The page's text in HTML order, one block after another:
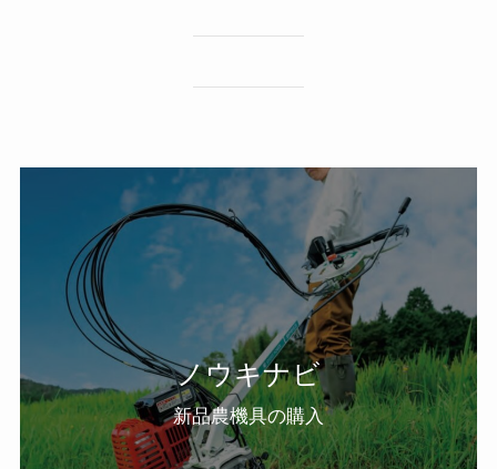
ノウキナビ
新品農機具の購入